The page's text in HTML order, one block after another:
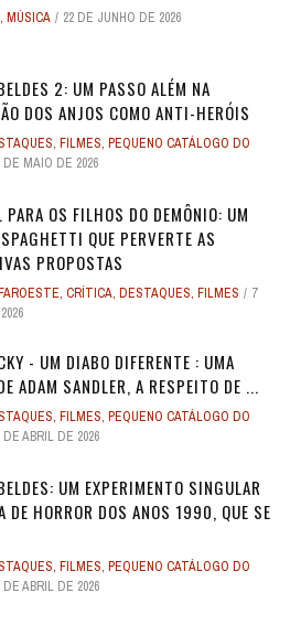
, MÚSICA 22 DE JUNHO DE 2026
2: UM PASSO ALÉM NA
DOS ANJOS COMO ANTI-HERÓIS
, FILMES, PEQUENO CATÁLOGO DO
DE MAIO DE 2026
PARA OS FILHOS DO DEMÔNIO: UM
QUE PERVERTE AS
PROPOSTAS
, CRÍTICA, DESTAQUES, FILMES
7
- UM DIABO DIFERENTE : UMA
ADAM SANDLER, A RESPEITO DE ...
, FILMES, PEQUENO CATÁLOGO DO
DE ABRIL DE 2026
UM EXPERIMENTO SINGULAR
DE HORROR DOS ANOS 1990, QUE SE
, FILMES, PEQUENO CATÁLOGO DO
DE ABRIL DE 2026